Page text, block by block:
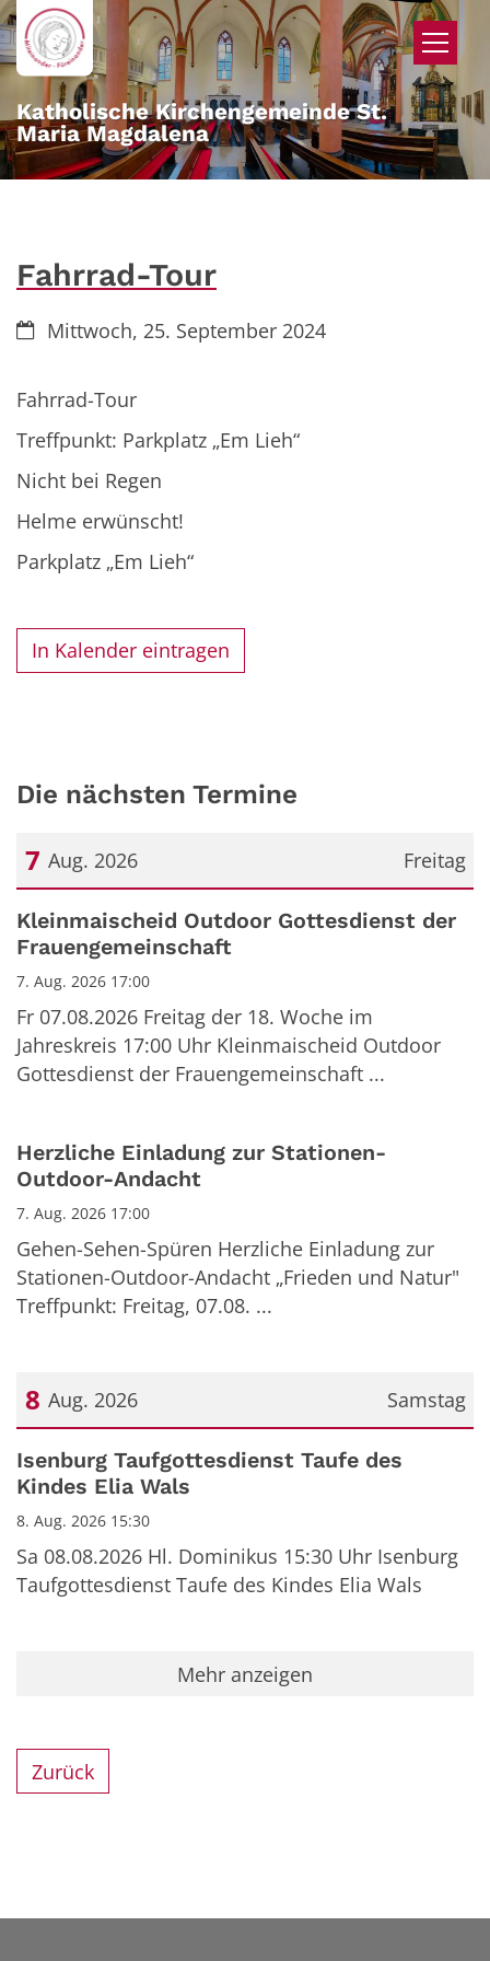
Zum Inhalt springen
Katholische Kirchengemeinde St.
Maria Magdalena
Fahrrad-Tour
Datum:Mittwoch, 25. September 2024
Fahrrad-Tour
Treffpunkt: Parkplatz „Em Lieh“
Nicht bei Regen
Helme erwünscht!
Parkplatz „Em Lieh“
In Kalender eintragen
Die nächsten Termine
Freitag
7 Aug. 2026
Datum: 7. August 2026
Kleinmaischeid Outdoor Gottesdienst der
Frauengemeinschaft
7. Aug. 2026 17:00
Fr 07.08.2026 Freitag der 18. Woche im
Jahreskreis 17:00 Uhr Kleinmaischeid Outdoor
Gottesdienst der Frauengemeinschaft ...
Herzliche Einladung zur Stationen-
Outdoor-Andacht
7. Aug. 2026 17:00
Gehen-Sehen-Spüren Herzliche Einladung zur
Stationen-Outdoor-Andacht „Frieden und Natur"
Treffpunkt: Freitag, 07.08. ...
Samstag
8 Aug. 2026
Datum: 8. August 2026
Isenburg Taufgottesdienst Taufe des
Kindes Elia Wals
8. Aug. 2026 15:30
Sa 08.08.2026 Hl. Dominikus 15:30 Uhr Isenburg
Taufgottesdienst Taufe des Kindes Elia Wals
Mehr anzeigen
Zurück